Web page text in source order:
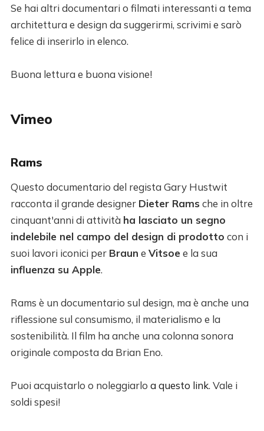
Se hai altri documentari o filmati interessanti a tema
architettura e design da suggerirmi, scrivimi e sarò
felice di inserirlo in elenco.
Buona lettura e buona visione!
Vimeo
Rams
Questo documentario del regista Gary Hustwit
racconta il grande designer Dieter Rams che in oltre
cinquant'anni di attività ha lasciato un segno
indelebile nel campo del design di prodotto con i
suoi lavori iconici per Braun e Vitsoee la sua
influenza su Apple.
Rams è un documentario sul design, ma è anche una
riflessione sul consumismo, il materialismo e la
sostenibilità. Il film ha anche una colonna sonora
originale composta da Brian Eno.
Puoi acquistarlo o noleggiarlo a questo link. Vale i
soldi spesi!